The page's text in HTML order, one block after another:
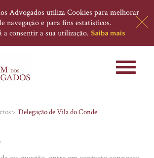
Advogados utiliza Cookies para melhorar
navegação e para fins estatísticos.
consentir a sua utilização. Saiba mais
Toggle
Delegação de Vila do Conde